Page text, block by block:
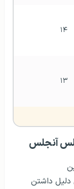
۱۴
۱۳
لس آنجلس
داشتن